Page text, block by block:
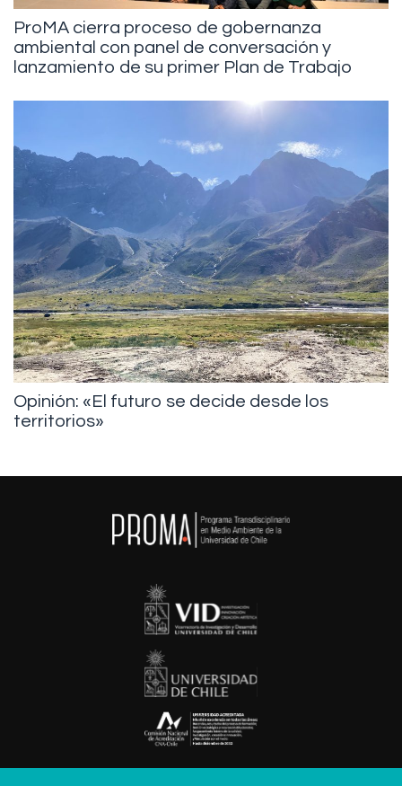
ProMA cierra proceso de gobernanza
ambiental con panel de conversación y
lanzamiento de su primer Plan de Trabajo
Opinión: «El futuro se decide desde los
territorios»